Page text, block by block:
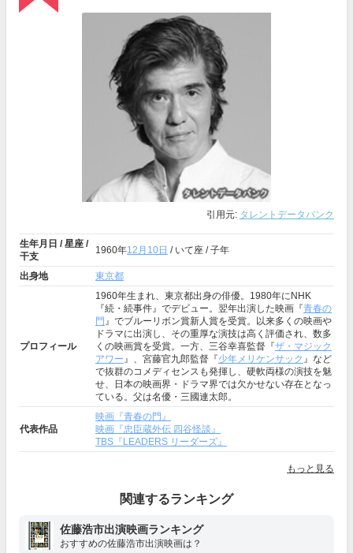
引用元: タレントデータバンク
生年月日 / 星座 /
干支
1960年12月10日 / いて座 / 子年
出身地 東京都
プロフィール
1960年生まれ、東京都出身の俳優。1980年にNHK
『続・続事件』でデビュー。翌年出演した映画『青春の
門 』でブルーリボン賞新人賞を受賞。以来多くの映画や
ドラマに出演し、その重厚な演技は高く評価され、数多
くの映画賞を受賞。一方、三谷幸喜監督『ザ・マジック
アワー』、宮藤官九郎監督『少年メリケンサック 』など
で抜群のコメディセンスも発揮し、硬軟両様の演技を魅
せ、日本の映画界・ドラマ界では欠かせない存在となっ
ている。父は名優・三國連太郎。
代表作品
映画『青春の門』
映画『忠臣蔵外伝 四谷怪談』
TBS『LEADERS リーダーズ』
もっと見る
関連するランキング
佐藤浩市出演映画ランキング
おすすめの佐藤浩市出演映画は？